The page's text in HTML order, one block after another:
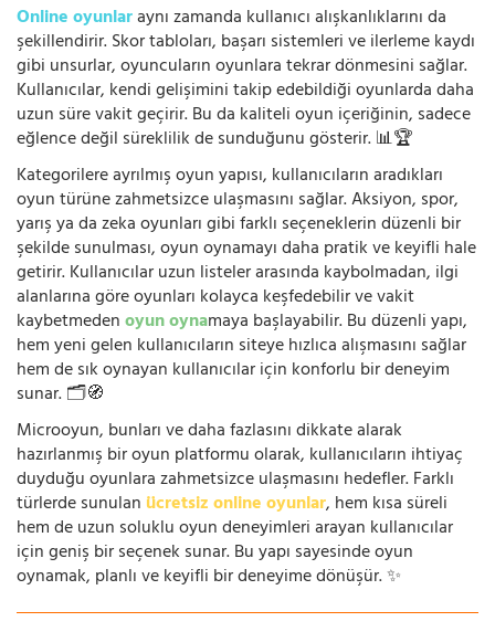
Online oyunlaraynı zamanda kullanıcı alışkanlıklarını da
şekillendirir. Skor tabloları, başarı sistemleri ve ilerleme kaydı
gibi unsurlar, oyuncuların oyunlara tekrar dönmesini sağlar.
Kullanıcılar, kendi gelişimini takip edebildiği oyunlarda daha
uzun süre vakit geçirir. Bu da kaliteli oyun içeriğinin, sadece
eğlence değil süreklilik de sunduğunu gösterir. 📊🏆
Kategorilere ayrılmış oyun yapısı, kullanıcıların aradıkları
oyun türüne zahmetsizce ulaşmasını sağlar. Aksiyon, spor,
yarış ya da zeka oyunları gibi farklı seçeneklerin düzenli bir
şekilde sunulması, oyun oynamayı daha pratik ve keyifli hale
getirir. Kullanıcılar uzun listeler arasında kaybolmadan, ilgi
alanlarına göre oyunları kolayca keşfedebilir ve vakit
kaybetmedenoyun oynamaya başlayabilir. Bu düzenli yapı,
hem yeni gelen kullanıcıların siteye hızlıca alışmasını sağlar
hem de sık oynayan kullanıcılar için konforlu bir deneyim
sunar. 🗂️🧭
Microoyun, bunları ve daha fazlasını dikkate alarak
hazırlanmış bir oyun platformu olarak, kullanıcıların ihtiyaç
duyduğu oyunlara zahmetsizce ulaşmasını hedefler. Farklı
türlerde sunulan ücretsiz online oyunlar, hem kısa süreli
hem de uzun soluklu oyun deneyimleri arayan kullanıcılar
için geniş bir seçenek sunar. Bu yapı sayesinde oyun
oynamak, planlı ve keyifli bir deneyime dönüşür. ✨